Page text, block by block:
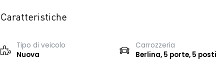
Caratteristiche
Tipo di veicolo
Nuova
Carrozzeria
Berlina, 5 porte, 5 posti